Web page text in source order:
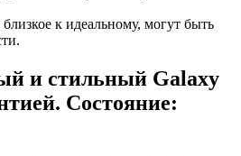
к идеальному, могут быть
и стильный Galaxy
Состояние: